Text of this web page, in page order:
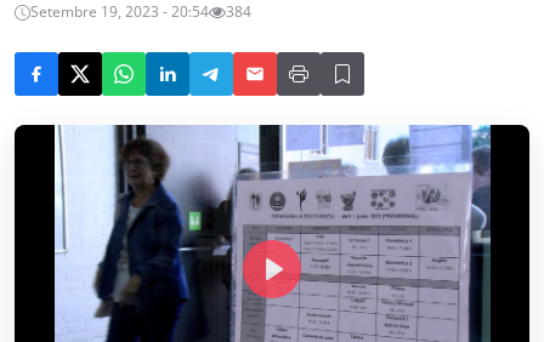
Setembre 19, 2023 - 20:54 384
P
l